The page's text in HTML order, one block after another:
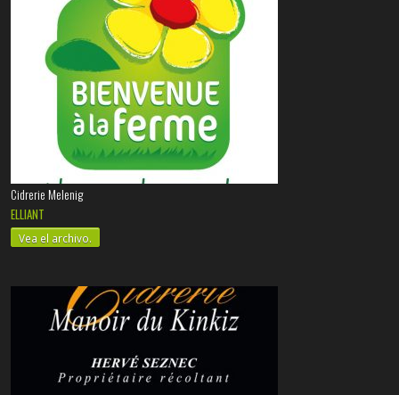
Cidrerie Melenig
ELLIANT
Vea el archivo.